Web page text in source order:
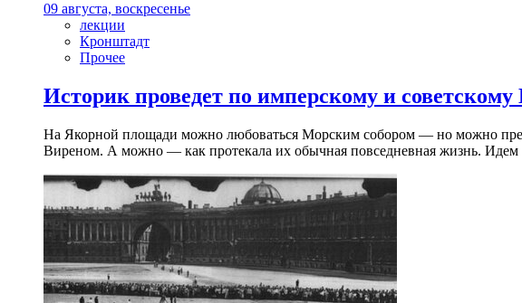
09 августа, воскресенье
лекции
Кронштадт
Прочее
Историк проведет по имперскому и
На Якорной площади можно любоваться Морским собором — но можно
Виреном. А можно — как протекала их обычная повседневная жизнь. Идем